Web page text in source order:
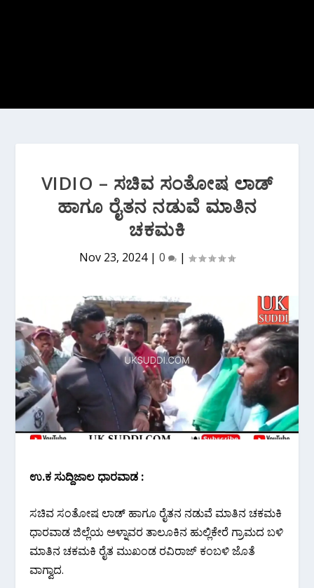
VIDIO – ಸಚಿವ ಸಂತೋಷ ಲಾಡ್
ಹಾಗೂ ರೈತನ ನಡುವೆ ಮಾತಿನ
ಚಕಮಕಿ
Nov 23, 2024| 0 |
ಉ.ಕ ಸುದ್ದಿಜಾಲ ಧಾರವಾಡ :
ಸಚಿವ ಸಂತೋಷ ಲಾಡ್ ಹಾಗೂ ರೈತನ ನಡುವೆ ಮಾತಿನ ಚಕಮಕಿ
ಧಾರವಾಡ ಜಿಲ್ಲೆಯ ಅಳ್ನಾವರ ತಾಲೂಕಿನ ಹುಲ್ಲಿಕೇರೆ ಗ್ರಾಮದ ಬಳಿ
ಮಾತಿನ ಚಕಮಕಿ ರೈತ ಮುಖಂಡ ರವಿರಾಜ್ ಕಂಬಳಿ ಜೊತೆ
ವಾಗ್ವಾದ.